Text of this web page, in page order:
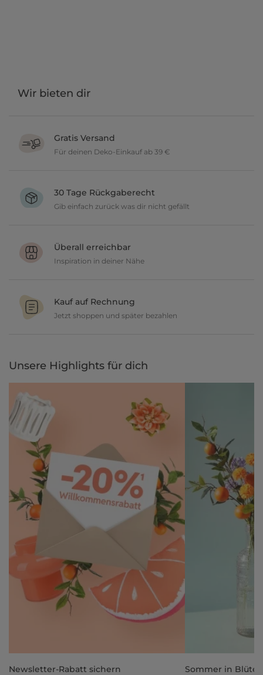
Wir bieten dir
Gratis Versand
Für deinen Deko-Einkauf ab 39 €
30 Tage Rückgaberecht
Gib einfach zurück was dir nicht gefällt
Überall erreichbar
Inspiration in deiner Nähe
und lasse dich inspirieren.
Kauf auf Rechnung
Jetzt shoppen und später bezahlen
Unsere Highlights für dich
Newsletter-Rabatt sichern
Sommer in Blüte